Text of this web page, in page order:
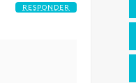
RESPONDER